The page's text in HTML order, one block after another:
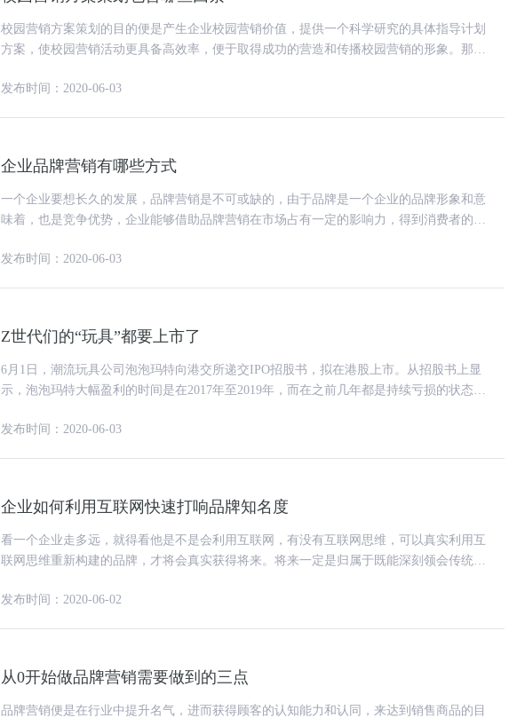
校园营销方案策划的目的便是产生企业校园营销价值，提供一个科学研究的具体指导计划
方案，使校园营销活动更具备高效率，便于取得成功的营造和传播校园营销的形象。那
发布时间：2020-06-03
企业品牌营销有哪些方式
一个企业要想长久的发展，品牌营销是不可或缺的，由于品牌是一个企业的品牌形象和意
味着，也是竞争优势，企业能够借助品牌营销在市场占有一定的影响力，得到消费者的认
发布时间：2020-06-03
Z世代们的“玩具”都要上市了
6月1日，潮流玩具公司泡泡玛特向港交所递交IPO招股书，拟在港股上市。从招股书上显
示，泡泡玛特大幅盈利的时间是在2017年至2019年，而在之前几年都是持续亏损的状态，
发布时间：2020-06-03
企业如何利用互联网快速打响品牌知名度
看一个企业走多远，就得看他是不是会利用互联网，有没有互联网思维，可以真实利用互
联网思维重新构建的品牌，才将会真实获得将来。将来一定是归属于既能深刻领会传统式
发布时间：2020-06-02
从0开始做品牌营销需要做到的三点
品牌营销便是在行业中提升名气，进而获得顾客的认知能力和认同，来达到销售商品的目